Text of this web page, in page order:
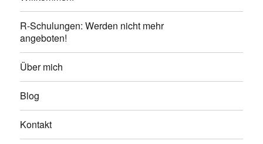
R-Schulungen: Werden nicht mehr
angeboten!
Über mich
Blog
Kontakt